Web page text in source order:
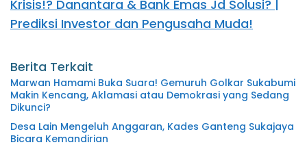
Krisis!? Danantara & Bank Emas Jd Solusi? |
Prediksi Investor dan Pengusaha Muda!
Berita Terkait
Marwan Hamami Buka Suara! Gemuruh Golkar Sukabumi
Makin Kencang, Aklamasi atau Demokrasi yang Sedang
Dikunci?
Desa Lain Mengeluh Anggaran, Kades Ganteng Sukajaya
Bicara Kemandirian